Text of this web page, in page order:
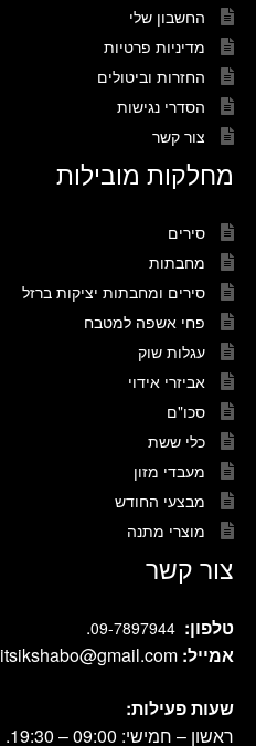
החשבון שלי
מדיניות פרטיות
החזרות וביטולים
הסדרי נגישות
צור קשר
מחלקות מובילות
סירים
מחבתות
סירים ומחבתות יציקות ברזל
פחי אשפה למטבח
עגלות שוק
אביזרי אידוי
סכו"ם
כלי ששת
מעבדי מזון
מבצעי החודש
מוצרי מתנה
צור קשר
טלפון: 09-7897944
.
אמייל: itsikshabo@gmail.com
שעות פעילות:
ראשון – חמישי: 09:00 – 19:30.